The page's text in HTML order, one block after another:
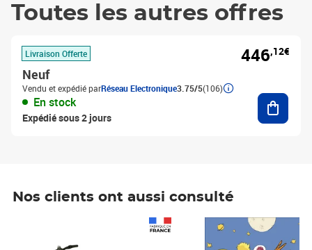
Toutes les autres offres
Livraison Offerte
Neuf
Vendu et expédié parRéseau Electronique3.75/5(106)
En stock
Expédié sous 2 jours
446,12€
Nos clients ont aussi consulté
Prix 7,50€